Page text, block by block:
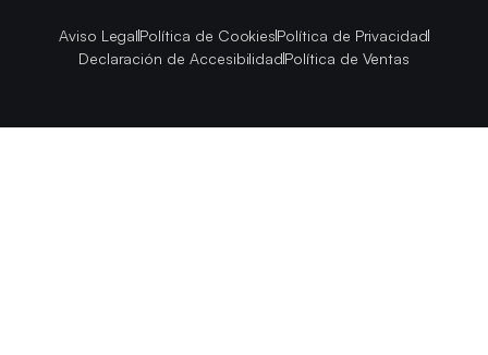
Aviso LegalPolítica de CookiesPolítica de Privacidad
Declaración de AccesibilidadPolítica de Ventas